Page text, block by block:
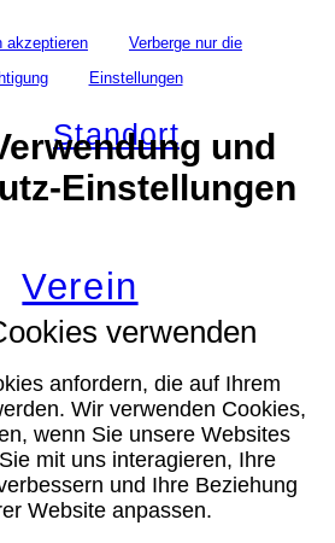
Standort
Verein
Suche
akzeptieren
Verberge nur die
Einstellungen
und
Einstellungen
verwenden
anfordern, die auf Ihrem
Wir verwenden Cookies,
wenn Sie unsere Websites
mit uns interagieren, Ihre
und Ihre Beziehung
Website anpassen.